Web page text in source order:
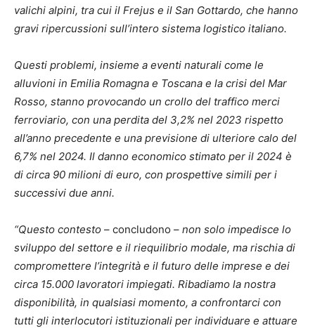
valichi alpini, tra cui il Frejus e il San Gottardo, che hanno
gravi ripercussioni sull’intero sistema logistico italiano.
Questi problemi, insieme a eventi naturali come le
alluvioni in Emilia Romagna e Toscana e la crisi del Mar
Rosso, stanno provocando un crollo del traffico merci
ferroviario, con una perdita del 3,2% nel 2023 rispetto
all’anno precedente e una previsione di ulteriore calo del
6,7% nel 2024. Il danno economico stimato per il 2024 è
di circa 90 milioni di euro, con prospettive simili per i
successivi due anni.
“Questo contesto – concludono – non solo impedisce lo
sviluppo del settore e il riequilibrio modale, ma rischia di
compromettere l’integrità e il futuro delle imprese e dei
circa 15.000 lavoratori impiegati. Ribadiamo la nostra
disponibilità, in qualsiasi momento, a confrontarci con
tutti gli interlocutori istituzionali per individuare e attuare